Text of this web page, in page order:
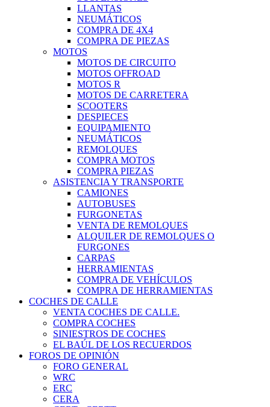
LLANTAS
NEUMÁTICOS
COMPRA DE 4X4
COMPRA DE PIEZAS
MOTOS
MOTOS DE CIRCUITO
MOTOS OFFROAD
MOTOS R
MOTOS DE CARRETERA
SCOOTERS
DESPIECES
EQUIPAMIENTO
NEUMÁTICOS
REMOLQUES
COMPRA MOTOS
COMPRA PIEZAS
ASISTENCIA Y TRANSPORTE
CAMIONES
AUTOBUSES
FURGONETAS
VENTA DE REMOLQUES
ALQUILER DE REMOLQUES O
FURGONES
CARPAS
HERRAMIENTAS
COMPRA DE VEHÍCULOS
COMPRA DE HERRAMIENTAS
COCHES DE CALLE
VENTA COCHES DE CALLE.
COMPRA COCHES
SINIESTROS DE COCHES
EL BAÚL DE LOS RECUERDOS
FOROS DE OPINIÓN
FORO GENERAL
WRC
ERC
CERA